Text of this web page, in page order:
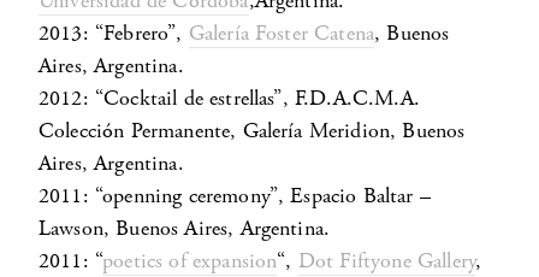
2013: “Febrero”, Galería Foster Catena, Buenos
Aires, Argentina.
2012: “Cocktail de estrellas”, F.D.A.C.M.A.
Colección Permanente, Galería Meridion, Buenos
Aires, Argentina.
2011: “openning ceremony”, Espacio Baltar –
Lawson, Buenos Aires, Argentina.
2011: “poetics of expansion“, Dot Fiftyone Gallery,